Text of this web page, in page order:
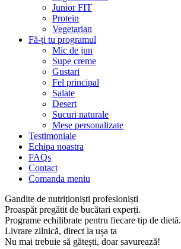
Junior FIT
Protein
Vegetarian
Fă-ți tu programul
Mic de jun
Supe creme
Gustari
Fel principal
Salate
Desert
Sucuri naturale
Mese personalizate
Testimoniale
Echipa noastra
FAQs
Contact
Comanda meniu
Gandite de nutriționiști profesioniști
Proaspăt pregătit de bucătari experți.
Programe echilibrate pentru fiecare tip de dietă.
Livrare zilnică, direct la ușa ta
Nu mai trebuie să gătești, doar savurează!